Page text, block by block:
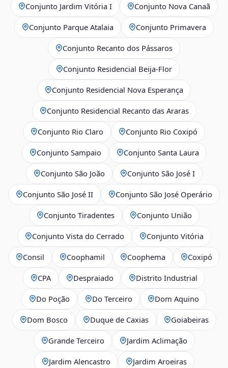
Conjunto Jardim Vitória I Conjunto Nova Canaã
Conjunto Parque Atalaia Conjunto Primavera
Conjunto Recanto dos Pássaros
Conjunto Residencial Beija-Flor
Conjunto Residencial Nova Esperança
Conjunto Residencial Recanto das Araras
Conjunto Rio Claro Conjunto Rio Coxipó
Conjunto Sampaio Conjunto Santa Laura
Conjunto São João Conjunto São José I
Conjunto São José II Conjunto São José Operário
Conjunto Tiradentes Conjunto União
Conjunto Vista do Cerrado Conjunto Vitória
Consil Coophamil Coophema Coxipó
CPA Despraiado Distrito Industrial
Do Poção Do Terceiro Dom Aquino
Dom Bosco Duque de Caxias Goiabeiras
Grande Terceiro Jardim Aclimação
Jardim Alencastro Jardim Aroeiras